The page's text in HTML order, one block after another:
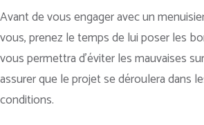
Avant de vous engager avec un
vous, prenez le temps de lui poser les
vous permettra d’éviter les mauvaises
assurer que le projet se déroulera dans
conditions.